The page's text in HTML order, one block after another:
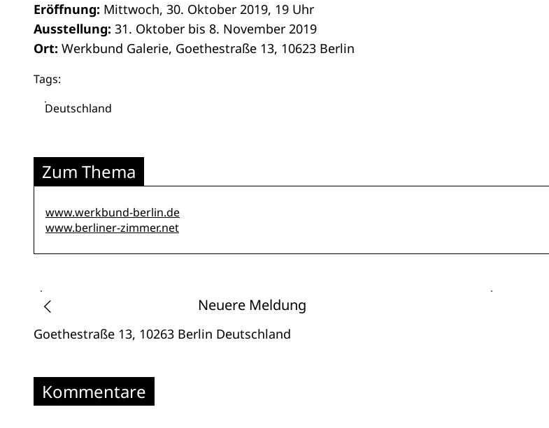
Eröffnung: Mittwoch, 30. Oktober 2019, 19 Uhr
Ausstellung: 31. Oktober bis 8. November 2019
Ort: Werkbund Galerie, Goethestraße 13, 10623 Berlin
Tags:
Deutschland
Zum Thema
www.werkbund-berlin.de
www.berliner-zimmer.net
Neuere Meldung
Goethestraße 13, 10263 Berlin Deutschland
Kommentare